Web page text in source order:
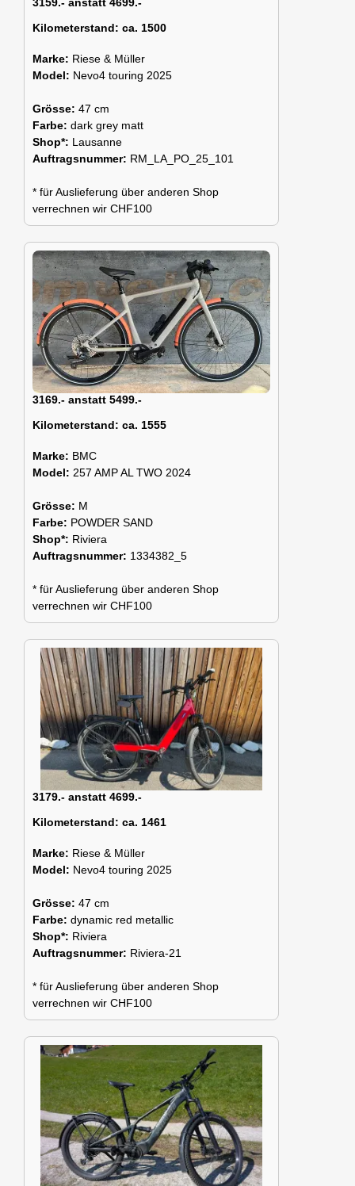
Kilometerstand: ca. 1500
Marke: Riese & Müller
Model: Nevo4 touring 2025
Grösse: 47 cm
Farbe: dark grey matt
Shop*: Lausanne
Auftragsnummer: RM_LA_PO_25_101
* für Auslieferung über anderen Shop
verrechnen wir CHF100
3169.- anstatt 5499.-
Kilometerstand: ca. 1555
Marke: BMC
Model: 257 AMP AL TWO 2024
Grösse: M
Farbe: POWDER SAND
Shop*: Riviera
Auftragsnummer: 1334382_5
* für Auslieferung über anderen Shop
verrechnen wir CHF100
3179.- anstatt 4699.-
Kilometerstand: ca. 1461
Marke: Riese & Müller
Model: Nevo4 touring 2025
Grösse: 47 cm
Farbe: dynamic red metallic
Shop*: Riviera
Auftragsnummer: Riviera-21
* für Auslieferung über anderen Shop
verrechnen wir CHF100